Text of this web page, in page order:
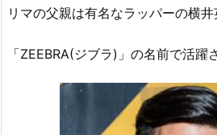
リマの父親は有名なラッパーの横井
「ZEEBRA(ジブラ)」の名前で活躍